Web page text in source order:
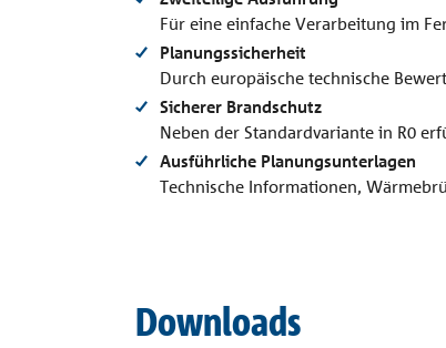
Für eine einfache Verarbeitung im
Planungssicherheit
Durch europäische technische
Sicherer Brandschutz
Neben der Standardvariante in R0
Ausführliche Planungsunterlagen
Technische Informationen,
Downloads